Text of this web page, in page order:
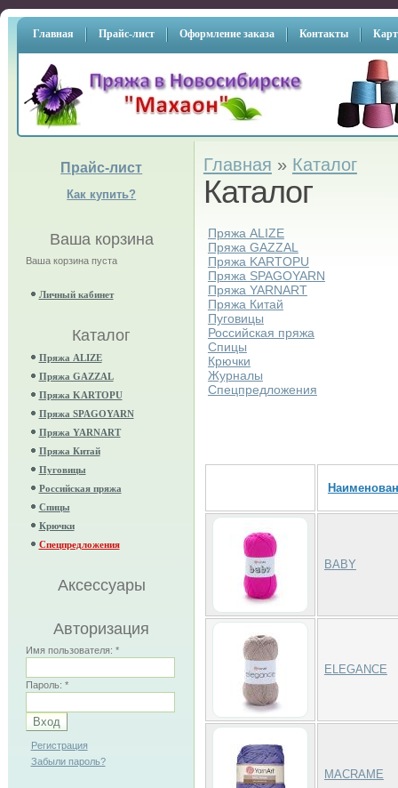
Главная Прайс-лист Оформление заказа Контакты
Прайс-лист
Как купить?
Ваша корзина
Ваша корзина пуста
Личный кабинет
Каталог
Пряжа ALIZE
Пряжа GAZZAL
Пряжа KARTOPU
Пряжа SPAGOYARN
Пряжа YARNART
Пряжа Китай
Пуговицы
Российская пряжа
Спицы
Крючки
Спецпредложения
Аксессуары
Авторизация
Имя пользователя: *
Пароль: *
Регистрация
Забыли пароль?
Главная » Каталог
Каталог
Пряжа ALIZE
Пряжа GAZZAL
Пряжа KARTOPU
Пряжа SPAGOYARN
Пряжа YARNART
Пряжа Китай
Пуговицы
Российская пряжа
Спицы
Крючки
Журналы
Спецпредложения
BABY
ELEGANCE
MACRAME